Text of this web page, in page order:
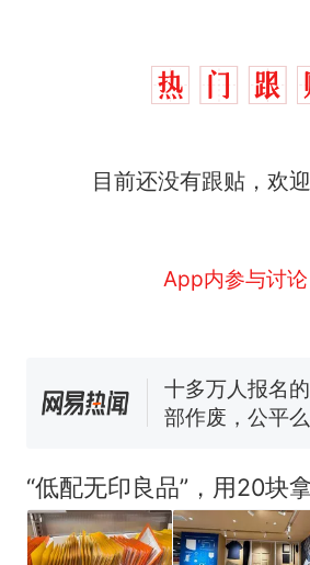
目前还没有跟贴，欢
App内参与讨论
因老师一句“跟
人生搬家报价
电力部门回应
已叫停招聘，
核查
十多万人报名
部作废，公平
“不建议大家买
热
那个在床头
因老师一句“跟
人生
“低配无印良品”，用20块